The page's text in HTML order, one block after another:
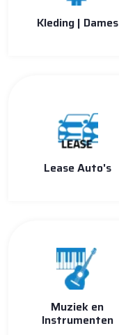
Kleding | Dames
Lease Auto's
Muziek en
Instrumenten